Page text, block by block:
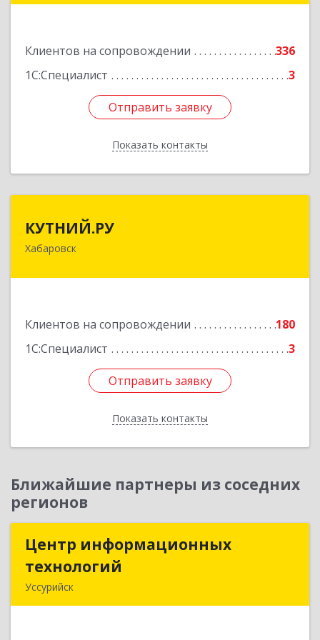
Клиентов на сопровождении
336
1С:Специалист
3
Отправить заявку
Показать контакты
Отправить заявку
Назад
КУТНИЙ.РУ
Хабаровск
Клиентов на сопровождении
180
1С:Специалист
3
Отправить заявку
Показать контакты
680007, Хабаровский край, Хабаровск г,
Отправить заявку
Назад
Ближайшие партнеры из соседних
регионов
Центр информационных
технологий
Уссурийск
Центр информационных